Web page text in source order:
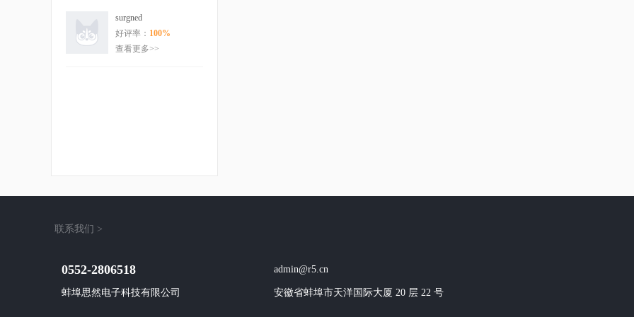
surgned
好评率： 100%
查看更多>>
联系我们 >
0552-2806518 admin@r5.cn
蚌埠思然电子科技有限公司 安徽省蚌埠市天洋国际大厦 20 层 22 号